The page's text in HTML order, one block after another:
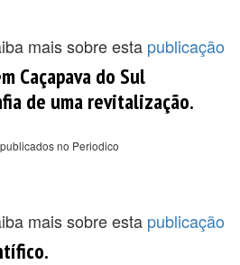
mais sobre esta publicação
Caçapava do Sul
de uma revitalização.
no Periodico
mais sobre esta publicação